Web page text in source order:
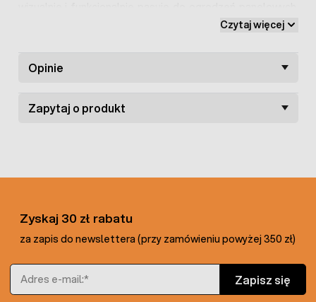
siatki ogrodzeniowej, a nawet ogrodzeń betonowych.
skrzydła 2 sztuki (możemy wykonać skrzydła
2 słupki
Zabezpieczenie antykorozyjne stanowi powłoka ZN: Ocynk
ogniowy . Słupki wykonane są na bazie profila zamkniętego
- przekrój kwadratowylub prostokątny. Ramę stanowi
profil (najczęściej 50x50mm). Do wypełnienia użyto paneli
zgrzewanych z przeprofilowaniami Fortis. W polu ilość przy
zamówieniu należt wprowadzić powierzchnię bramy,
Czytaj więcej
Opinie
Zapytaj o produkt
Zyskaj 30 zł rabatu
za zapis do newslettera (przy zamówieniu powyżej 350 zł)
Adres e-mail
Zapisz się